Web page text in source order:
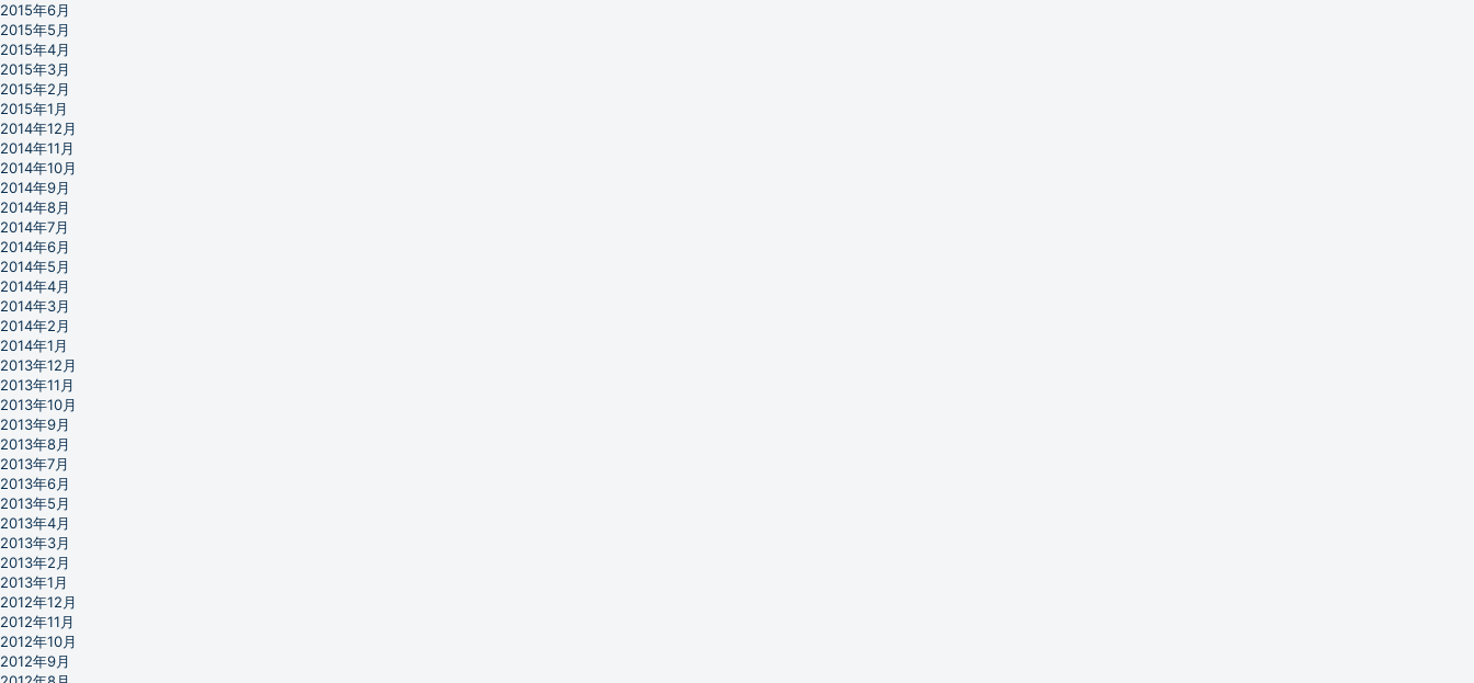
2015年6月
2015年5月
2015年4月
2015年3月
2015年2月
2015年1月
2014年12月
2014年11月
2014年10月
2014年9月
2014年8月
2014年7月
2014年6月
2014年5月
2014年4月
2014年3月
2014年2月
2014年1月
2013年12月
2013年11月
2013年10月
2013年9月
2013年8月
2013年7月
2013年6月
2013年5月
2013年4月
2013年3月
2013年2月
2013年1月
2012年12月
2012年11月
2012年10月
2012年9月